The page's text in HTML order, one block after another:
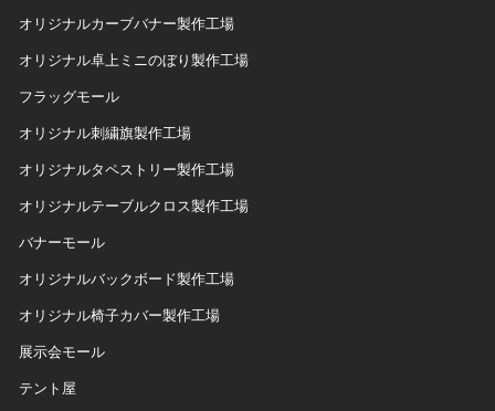
オリジナルカーブバナー製作工場
オリジナル卓上ミニのぼり製作工場
フラッグモール
オリジナル刺繍旗製作工場
オリジナルタペストリー製作工場
オリジナルテーブルクロス製作工場
バナーモール
オリジナルバックボード製作工場
オリジナル椅子カバー製作工場
展示会モール
テント屋